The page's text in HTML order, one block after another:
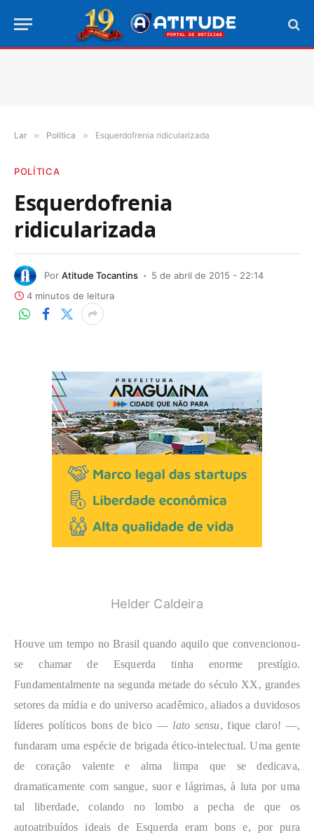
Lar » Política » Esquerdofrenia ridicularizada
POLÍTICA
Esquerdofrenia
ridicularizada
Por Atitude Tocantins
5 de abril de 2015 - 22:14
4 minutos de leitura
Helder Caldeira
Houve um tempo no Brasil quando aquilo que convencionou-
se chamar de Esquerda tinha enorme prestígio.
Fundamentalmente na segunda metade do século XX, grandes
setores da mídia e do universo acadêmico, aliados a duvidosos
líderes políticos bons de bico — lato sensu, fique claro! —,
fundaram uma espécie de brigada ético-intelectual. Uma gente
de coração valente e alma limpa que se dedicava,
dramaticamente com sangue, suor e lágrimas, à luta por uma
tal liberdade, colando no lombo a pecha de que os
autoatribuídos ideais de Esquerda eram bons e, por pura